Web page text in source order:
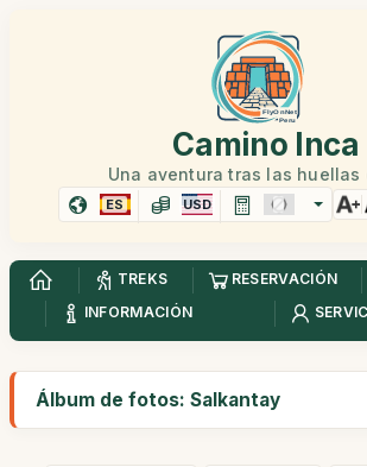
Camino Inca
Una aventura tras las huellas
ES USD
TREKS RESERVACIÓN
INFORMACIÓN
Álbum de fotos: Salkantay